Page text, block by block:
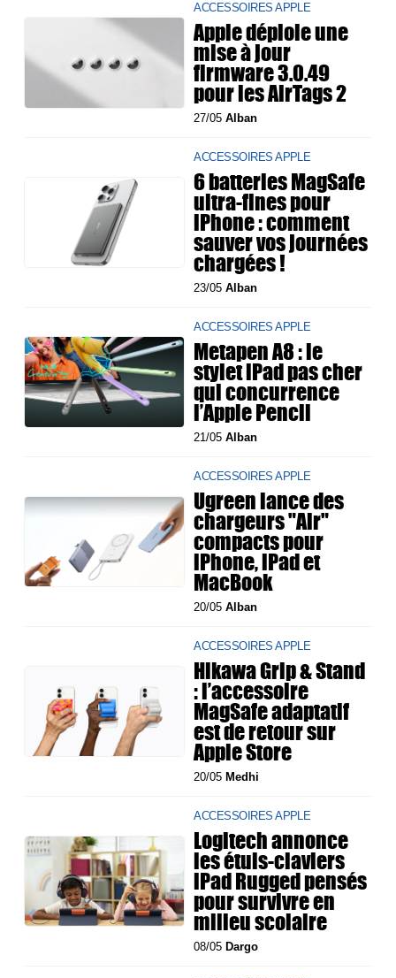
ACCESSOIRES APPLE
Apple déploie une
mise à jour
firmware 3.0.49
pour les AirTags 2
27/05Alban
ACCESSOIRES APPLE
6 batteries MagSafe
ultra-fines pour
iPhone : comment
sauver vos journées
chargées !
23/05Alban
ACCESSOIRES APPLE
Metapen A8 : le
stylet iPad pas cher
qui concurrence
l’Apple Pencil
21/05Alban
ACCESSOIRES APPLE
Ugreen lance des
chargeurs "Air"
compacts pour
iPhone, iPad et
MacBook
20/05Alban
ACCESSOIRES APPLE
Hikawa Grip & Stand
: l’accessoire
MagSafe adaptatif
est de retour sur
Apple Store
20/05 Medhi
ACCESSOIRES APPLE
Logitech annonce
les étuis-claviers
iPad Rugged pensés
pour survivre en
milieu scolaire
08/05 Dargo